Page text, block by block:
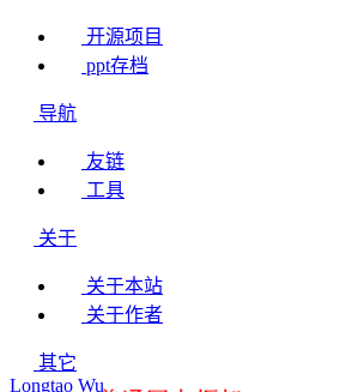
开源项目
ppt存档
导航
友链
工具
关于
关于本站
关于作者
其它
Longtao Wu